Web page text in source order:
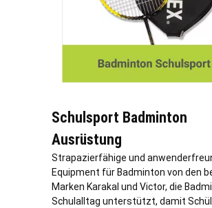
Schulsport Badminton
Ausrüstung
Strapazierfähige und
Equipment für Badminton von den
Marken Karakal und Victor, die
Schulalltag unterstützt, damit